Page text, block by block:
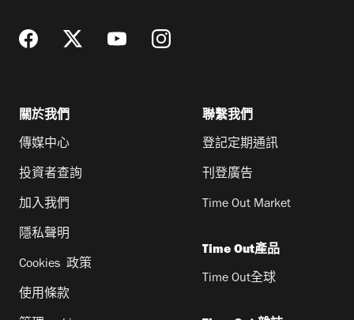
關於我們
傳媒中心
投資者查詢
加入我們
隱私聲明
Cookies 政策
使用條款
聯繫我們
登記定期通訊
刊登廣告
Time Out Market
Time Out產品
Time Out全球